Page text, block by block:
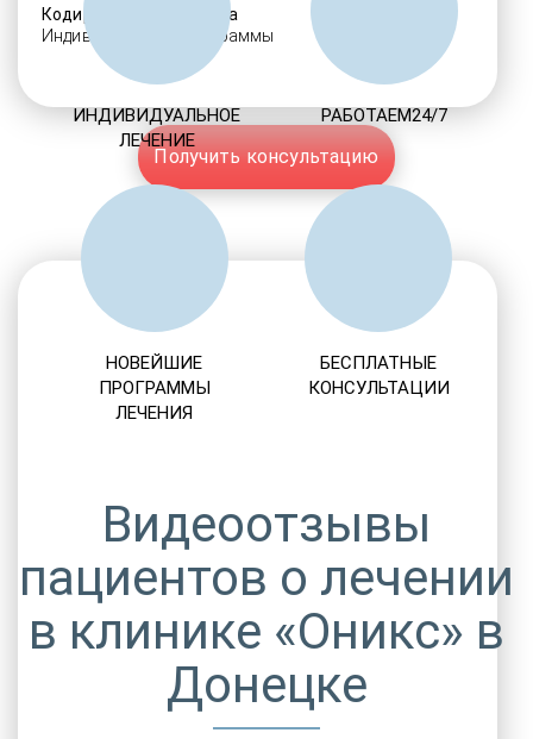
Кодировка алкоголизма
Индивидуальные программы
Получить консультацию
ИНДИВИДУАЛЬНОЕ
ЛЕЧЕНИЕ
РАБОТАЕМ24/7
НОВЕЙШИЕ
ПРОГРАММЫ
ЛЕЧЕНИЯ
БЕСПЛАТНЫЕ
КОНСУЛЬТАЦИИ
Видеоотзывы
пациентов о лечении
в клинике «Оникс» в
Донецке